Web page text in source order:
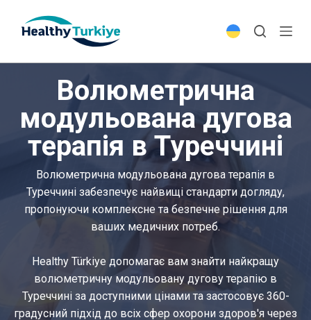
p
Волюметрична
модульована дугова
терапія в Туреччині
Волюметрична модульована дугова терапія в
Туреччині забезпечує найвищі стандарти догляду,
пропонуючи комплексне та безпечне рішення для
ваших медичних потреб.
Healthy Türkiye допомагає вам знайти найкращу
волюметричну модульовану дугову терапію в
Туреччині за доступними цінами та застосовує 360-
градусний підхід до всіх сфер охорони здоров'я через